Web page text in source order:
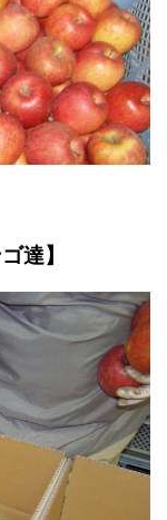
達】